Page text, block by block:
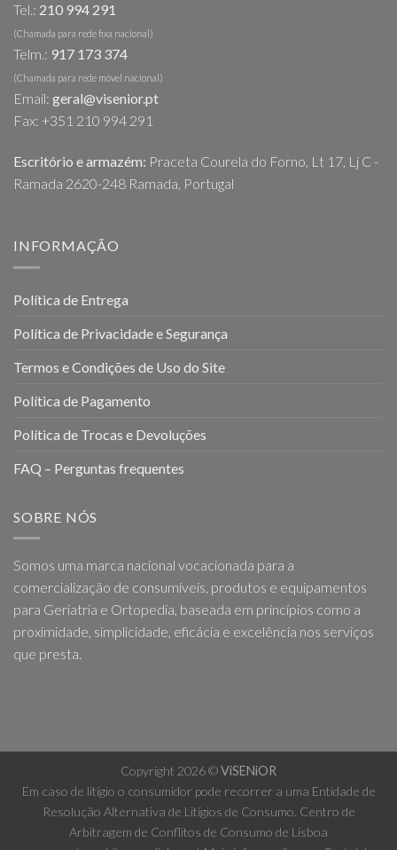
Tel.: 210 994 291
(Chamada para rede fixa nacional)
Telm.: 917 173 374
(Chamada para rede móvel nacional)
Email: geral@visenior.pt
Fax: +351 210 994 291
Escritório e armazém: Praceta Courela do Forno, Lt 17, Lj C -
Ramada 2620-248 Ramada, Portugal
INFORMAÇÃO
Política de Entrega
Política de Privacidade e Segurança
Termos e Condições de Uso do Site
Política de Pagamento
Política de Trocas e Devoluções
FAQ – Perguntas frequentes
SOBRE NÓS
Somos uma marca nacional vocacionada para a
comercialização de consumíveis, produtos e equipamentos
para Geriatria e Ortopedia, baseada em princípios como a
proximidade, simplicidade, eficácia e excelência nos serviços
que presta.
Copyright 2026 ©ViSENiOR
Em caso de litígio o consumidor pode recorrer a uma Entidade de
Resolução Alternativa de Litígios de Consumo. Centro de
Arbitragem de Conflitos de Consumo de Lisboa